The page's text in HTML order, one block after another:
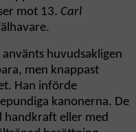
mot 13. Carl
huvudsakligen
men knappast
Han införde
kanonerna. De
handkraft eller med